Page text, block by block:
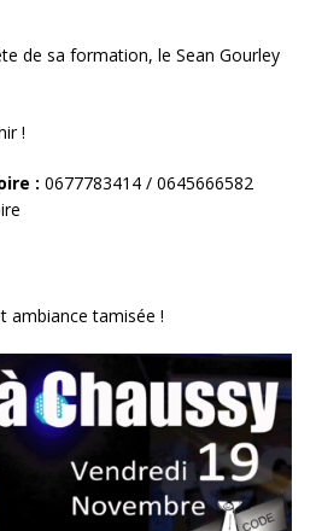
de sa formation, le Sean Gourley
!
: 0677783414 / 0645666582
ambiance tamisée !